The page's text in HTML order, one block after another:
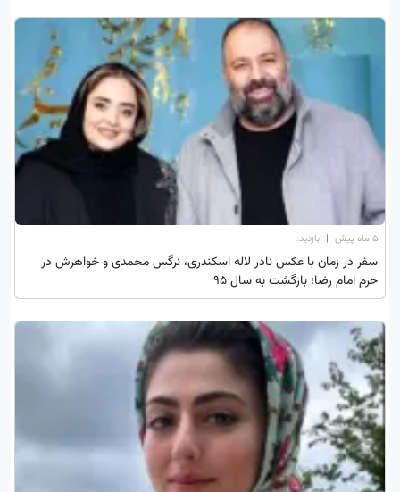
۵ ماه پیش | بازدید:
سفر در زمان با عکس نادر لاله اسکندری، نرگس محمدی و خواهرش در
حرم امام رضا؛ بازگشت به سال ۹۵